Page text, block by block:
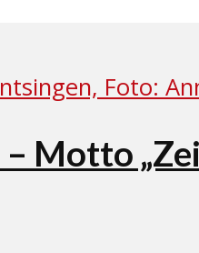
Motto